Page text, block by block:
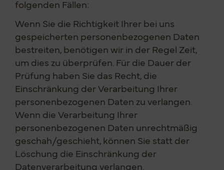
folgenden Fällen:
Wenn Sie die Richtigkeit Ihrer bei uns
gespeicherten personenbezogenen Daten
bestreiten, benötigen wir in der Regel Zeit,
um dies zu überprüfen. Für die Dauer der
Prüfung haben Sie das Recht, die
Einschränkung der Verarbeitung Ihrer
personenbezogenen Daten zu verlangen.
Wenn die Verarbeitung Ihrer
personenbezogenen Daten unrechtmäßig
geschah/geschieht, können Sie statt der
Löschung die Einschränkung der
Datenverarbeitung verlangen.